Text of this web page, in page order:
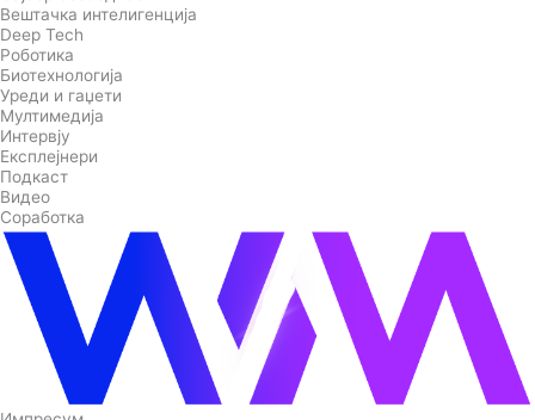
Вештачка интелигенција
Deep Tech
Роботика
Биотехнологија
Уреди и гаџети
Мултимедија
Интервју
Експлејнери
Подкаст
Видео
Соработка